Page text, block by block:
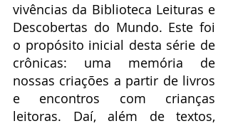
vivências da Biblioteca Leituras e
Descobertas do Mundo. Este foi
o propósito inicial desta série de
crônicas: uma memória de
nossas criações a partir de livros
e encontros com crianças
leitoras. Daí, além de textos,